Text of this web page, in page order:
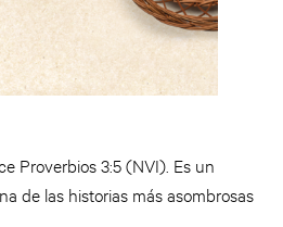
Proverbios 3:5 (NVI). Es un
de las historias más asombrosas